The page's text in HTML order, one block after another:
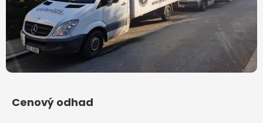
Cenový odhad